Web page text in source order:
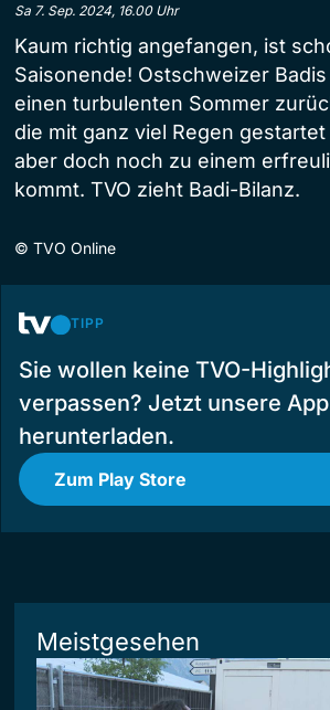
Sa 7. Sep. 2024, 16.00 Uhr
Kaum richtig angefangen, ist
Saisonende! Ostschweizer
einen turbulenten Sommer
die mit ganz viel Regen
aber doch noch zu einem
kommt. TVO zieht Badi-Bilanz.
© TVO Online
TIPP
Sie wollen keine TVO-
verpassen? Jetzt unsere App
herunterladen.
Zum Play Store
Meistgesehen